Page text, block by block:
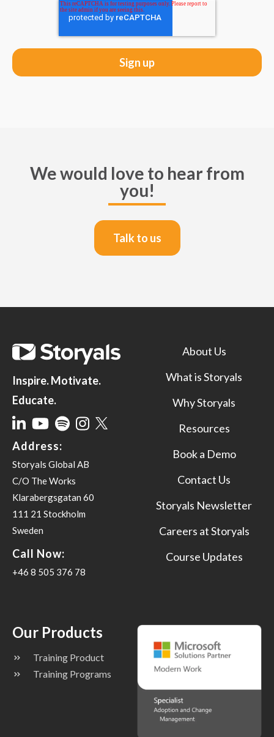
We would love to hear from
you!
Talk to us
Inspire. Motivate.
Educate.
Address:
Storyals Global AB
C/O The Works
Klarabergsgatan 60
111 21 Stockholm
Sweden
Call Now:
+46 8 505 376 78
About Us
What is Storyals
Why Storyals
Resources
Book a Demo
Contact Us
Storyals Newsletter
Careers at Storyals
Course Updates
Our Products
Training Product
Training Programs